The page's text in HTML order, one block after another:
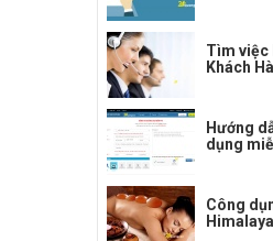
Tìm việc
Khách
Hướng
dụng
Công